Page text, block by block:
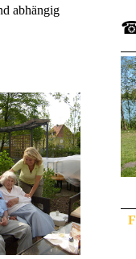
abhängig